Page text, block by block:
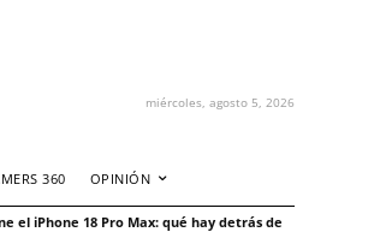
miércoles, agosto 5, 2026
360 OPINIÓN
el iPhone 18 Pro Max: qué hay detrás de